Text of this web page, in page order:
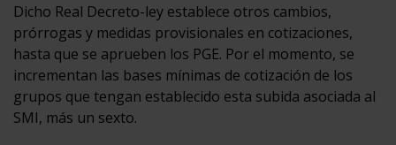
Dicho Real Decreto-ley establece otros cambios,
prórrogas y medidas provisionales en cotizaciones,
hasta que se aprueben los PGE. Por el momento, se
incrementan las bases mínimas de cotización de los
grupos que tengan establecido esta subida asociada al
SMI, más un sexto.